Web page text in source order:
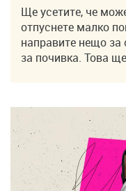
Ще усетите, че
отпуснете малко
направите нещо за
за почивка. Това